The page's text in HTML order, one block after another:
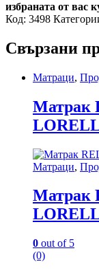
избраната от вас
Код: 3498
Свързани
Матраци,
Матрак
Матраци,
Матрак
0 out of 5
(0)